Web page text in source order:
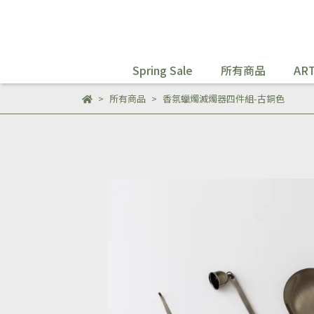
Spring Sale 所有商品
所有商品 香氛蠟燭滅燭器四件組-古銅色